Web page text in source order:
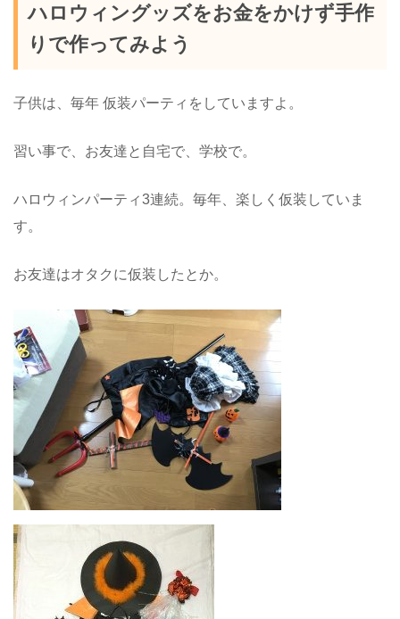
ハロウィングッズをお金をかけず手作
りで作ってみよう
子供は、毎年 仮装パーティをしていますよ。
習い事で、お友達と自宅で、学校で。
ハロウィンパーティ3連続。毎年、楽しく仮装していま
す。
お友達はオタクに仮装したとか。